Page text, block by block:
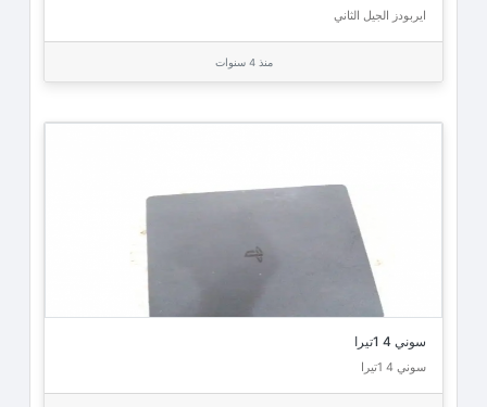
ايربودز الجيل الثاني
منذ 4 سنوات
سوني 4 1تيرا
سوني 4 1تيرا